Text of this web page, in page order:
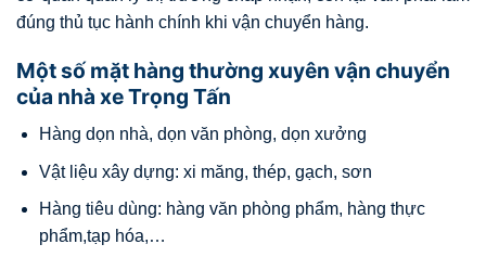
đúng thủ tục hành chính khi vận chuyển hàng.
Một số mặt hàng thường xuyên vận chuyển
của nhà xe Trọng Tấn
Hàng dọn nhà, dọn văn phòng, dọn xưởng
Vật liệu xây dựng: xi măng, thép, gạch, sơn
Hàng tiêu dùng: hàng văn phòng phẩm, hàng thực
phẩm,tạp hóa,…